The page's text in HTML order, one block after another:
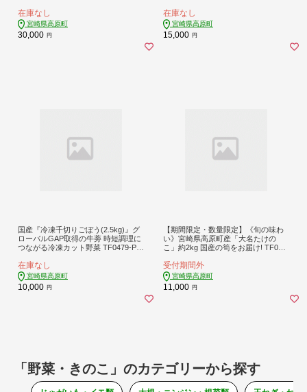
在庫なし
宮崎県高原町
30,000 円
在庫なし
宮崎県高原町
15,000 円
国産『冷凍千切りごぼう(2.5kg)』グ
ローバルGAP取得の牛蒡 時短調理に
つながる冷凍カット野菜 TF0479-P0
在庫なし
宮崎県高原町
10,000 円
【期間限定・数量限定】《旬の味わ
い》宮崎県高原町産「大名たけの
こ」約2kg 国産の筍をお届け! TF040
受付期間外
宮崎県高原町
11,000 円
「野菜・きのこ」のカテゴリーから探す